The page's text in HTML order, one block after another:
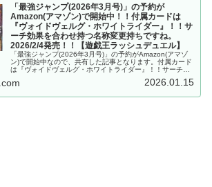
「最強ジャンプ(2026年3月号)」の予約が
Amazon(アマゾン)で開始中！！付属カードは
『ヴォイドヴェルグ・ホワイトライダー』！！サ
ーチ効果を合わせ持つ名称変更持ちですね。
2026/2/4発売！！【遊戯王ラッシュデュエル】
「最強ジャンプ(2026年3月号)」の予約がAmazon(アマゾ
ン)で開始中なので、共有した記事となります。付属カード
は『ヴォイドヴェルグ・ホワイトライダー』！！サーチ効
【遊戯王ラッシュデュエル】
2026.01.15